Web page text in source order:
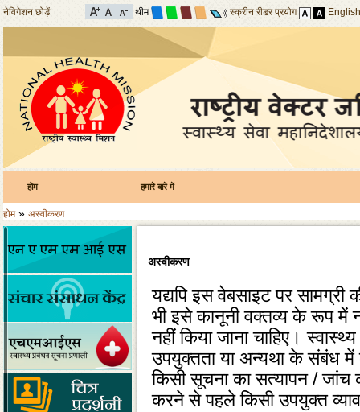
नेविगेशन छोड़ें थीम स्क्रीन रीडर प्रयोग English
होम हमारे बारे में
होम» अस्वीकरण
अस्वीकरण
यद्यपि इस वेबसाइट पर
भी इसे कानूनी वक्‍तव्‍य के रूप में
नहीं किया जाना चाहिए।
उपयुक्‍तता या अन्‍यथा के संबंध में
किसी सूचना का सत्‍यापन / जांच
करने से पहले किसी उपयुक्‍त